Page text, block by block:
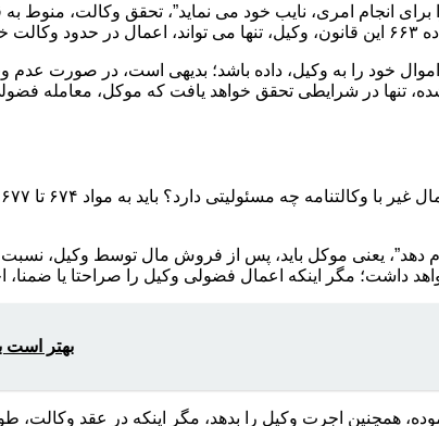
دیگر را برای انجام امری، نایب خود می نماید”، تحقق وکالت،
خود را به وکیل، داده باشد؛ بدیهی است، در صورت عدم
در شرایطی تحقق خواهد یافت که موکل، معامله فضولی
انجام دهد”، یعنی موکل باید، پس از فروش مال توسط وکیل،
داشت؛ مگر اینکه اعمال فضولی وکیل را صراحتا یا ضمنا،
بهتر است
خود نموده، همچنین اجرت وکیل را بدهد، مگر اینکه در عقد